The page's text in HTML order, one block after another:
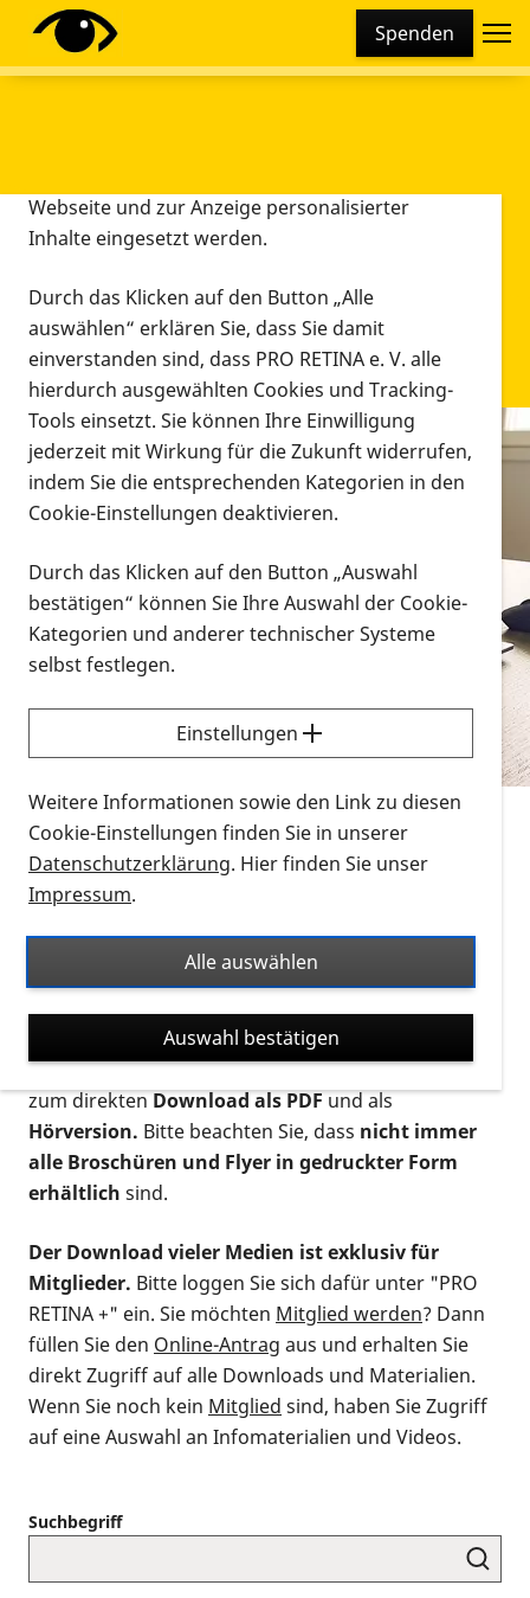
Spenden
Infomaterial
Infomaterial
Vorlesen
Alle Infomaterialien in verschiedenen
Formaten an einem Ort
Sie möchten wissen, wie Sie nach Infonmaterial
suchen und dieses bestellen bzw. herunterladen
können? Schauen Sie sich dieErklärvideos zum
Thema Infomaterial auf der PRO RETINA-Website
für blinde und sehbehinderte Menschen an.
Auf dieser Seite finden Sie sämtliches Infomaterial
Ort. Nutzen Sie den Formatfilter, um ausschließlich
nach Flyern und Broschüren, Audios oder Videos zu
suchen. Die meisten Flyer und Broschüren werden in
verschiedenen Formaten angeboten: zur
postalischen Bestellung als gedruckte Variante
zum direktenDownload als PDFund als
Hörversion. Bitte beachten Sie, dass nicht immer
alle Broschüren und Flyer in gedruckter Form
erhältlich sind.
Der Download vieler Medien ist exklusiv für
Mitglieder. Bitte loggen Sie sich dafür unter "PRO
RETINA +" ein. Sie möchten Mitglied werden? Dann
füllen Sie den Online-Antrag aus und erhalten Sie
direkt Zugriff auf alle Downloads und Materialien.
Wenn Sie noch kein Mitglied sind, haben Sie Zugriff
auf eine Auswahl an Infomaterialien und Videos.
Suchbegriff
Diese Webseite setzt verschiedene Cookies und
Tracking-Tools ein. Dies beinhaltet Cookies und
Webseite und zur Anzeige personalisierter
Inhalte eingesetzt werden.
Durch das Klicken auf den Button „Alle
auswählen“ erklären Sie, dass Sie damit
einverstanden sind, dass PRO RETINA e. V. alle
hierdurch ausgewählten Cookies und Tracking-
Tools einsetzt. Sie können Ihre Einwilligung
jederzeit mit Wirkung für die Zukunft widerrufen,
indem Sie die entsprechenden Kategorien in den
Cookie-Einstellungen deaktivieren.
Durch das Klicken auf den Button „Auswahl
bestätigen“ können Sie Ihre Auswahl der Cookie-
Kategorien und anderer technischer Systeme
selbst festlegen.
Einstellungen
Weitere Informationen sowie den Link zu diesen
Cookie-Einstellungen finden Sie in unserer
Datenschutzerklärung. Hier finden Sie unser
Impressum.
Alle auswählen
Auswahl bestätigen